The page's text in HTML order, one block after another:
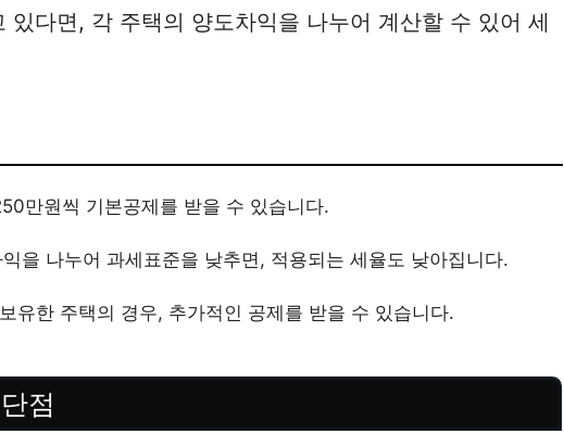
있다면, 각 주택의 양도차익을 나누어 계산할 수 있어 세
만원씩 기본공제를 받을 수 있습니다.
을 나누어 과세표준을 낮추면, 적용되는 세율도 낮아집니다.
유한 주택의 경우, 추가적인 공제를 받을 수 있습니다.
점